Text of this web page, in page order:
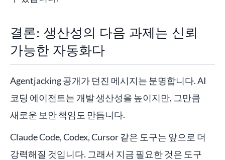
결론: 생산성의 다음 과제는 신뢰
가능한 자동화다
Agentjacking 공개가 던진 메시지는 분명합니다. AI
코딩 에이전트는 개발 생산성을 높이지만, 그만큼
새로운 보안 책임도 만듭니다.
Claude Code, Codex, Cursor 같은 도구는 앞으로 더
강력해질 것입니다. 그래서 지금 필요한 것은 도구